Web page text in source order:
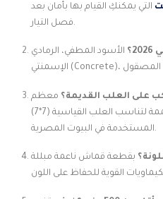
التي يمكنكِ القيام بها بأمان بعد
فصل التيار.
الأسود المطفي، الرمادي
على العلب القديمة؟ معظم
مصممة لتناسب العلب القياسية (7*7)
المستخدمة في البيوت المصرية.
بقطعة قماش ناعمة مبللة